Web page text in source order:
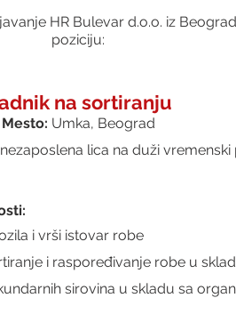
HR Bulevar d.o.o. iz
poziciju:
na sortiranju
Mesto: Umka, Beograd
lica na duži vremenski
i vrši istovar robe
i raspoređivanje robe u
sirovina u skladu sa